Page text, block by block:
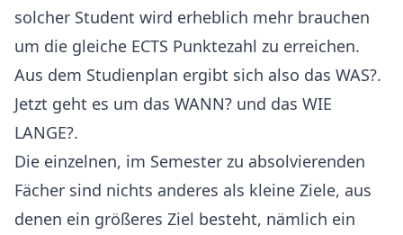
solcher Student wird erheblich mehr brauchen
um die gleiche ECTS Punktezahl zu erreichen.
Aus dem Studienplan ergibt sich also das WAS?.
Jetzt geht es um das WANN? und das WIE
LANGE?.
Die einzelnen, im Semester zu absolvierenden
Fächer sind nichts anderes als kleine Ziele, aus
denen ein größeres Ziel besteht, nämlich ein